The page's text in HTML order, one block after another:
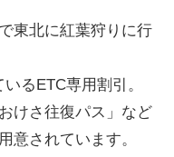
で東北に紅葉狩りに行
るETC専用割引。
けさ往復パス」など
意されています。